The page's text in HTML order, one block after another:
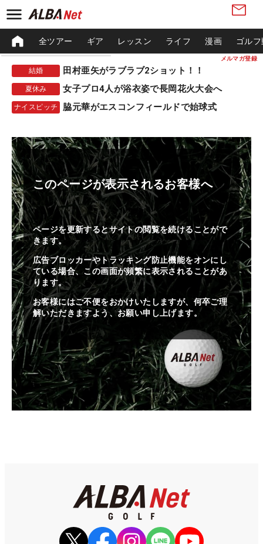
メルマガ登録
全ツアー ギア レッスン ライフ 漫画 ゴル
結婚 田村亜矢がラブラブ2ショット！！
夏休み 女子プロ4人が浴衣姿で長岡花火大会へ
ナイスピッチ 脇元華がエスコンフィールドで始球式
このページが表示されるお客様へ
ページを更新するとサイトの閲覧を続けることがで
きます。
広告ブロッカーやトラッキング防止機能をオンにし
ている場合、この画面が頻繁に表示されることがあ
ります。
お客様にはご不便をおかけいたしますが、何卒ご理
解いただきますよう、お願い申し上げます。